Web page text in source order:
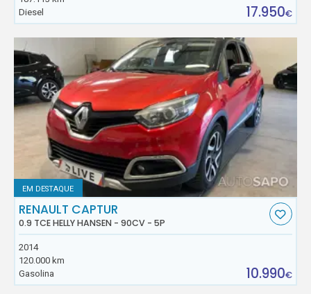
Diesel
17.950€
EM DESTAQUE
RENAULT CAPTUR
0.9 TCE HELLY HANSEN - 90CV - 5P
2014
120.000 km
Gasolina
10.990€